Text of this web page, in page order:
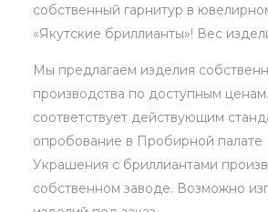
собственный гарнитур в
«Якутские бриллианты»! Вес
Мы предлагаем изделия
производства по доступным
соответствует действующим
опробование в Пробирной палате
Украшения с бриллиантами
собственном заводе. Возможно